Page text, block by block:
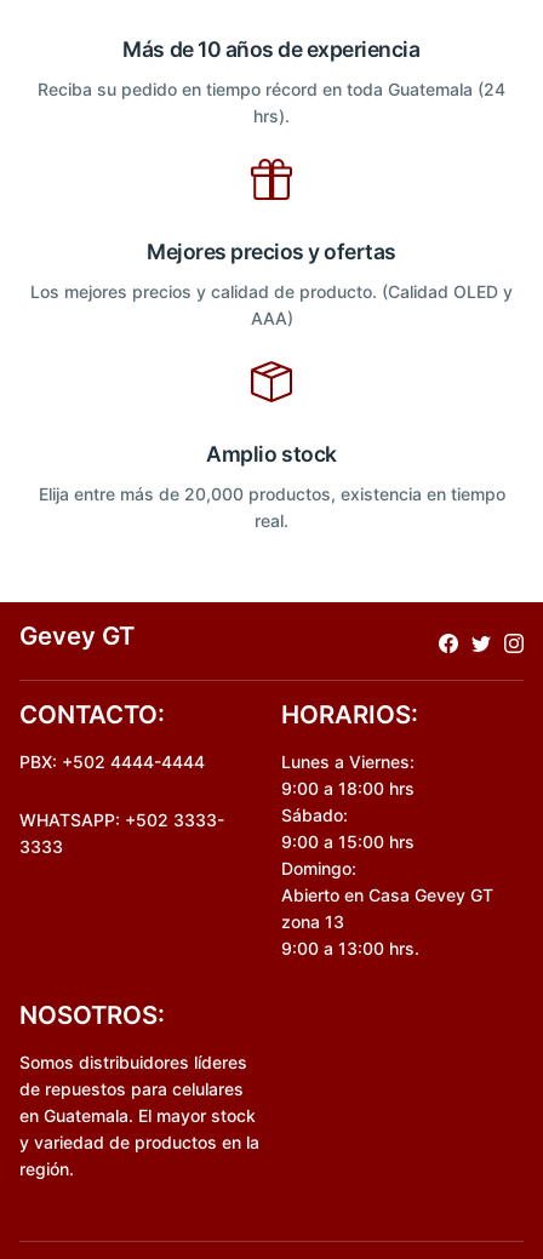
Más de 10 años de experiencia
Reciba su pedido en tiempo récord en toda Guatemala (24
hrs).
Mejores precios y ofertas
Los mejores precios y calidad de producto. (Calidad OLED y
AAA)
Amplio stock
Elija entre más de 20,000 productos, existencia en tiempo
real.
Gevey GT
CONTACTO:
PBX: +502 4444-4444
WHATSAPP: +502 3333-
3333
HORARIOS:
Lunes a Viernes:
9:00 a 18:00 hrs
Sábado:
9:00 a 15:00 hrs
Domingo:
Abierto en Casa Gevey GT
zona 13
9:00 a 13:00 hrs.
NOSOTROS:
Somos distribuidores líderes
de repuestos para celulares
en Guatemala. El mayor stock
y variedad de productos en la
región.